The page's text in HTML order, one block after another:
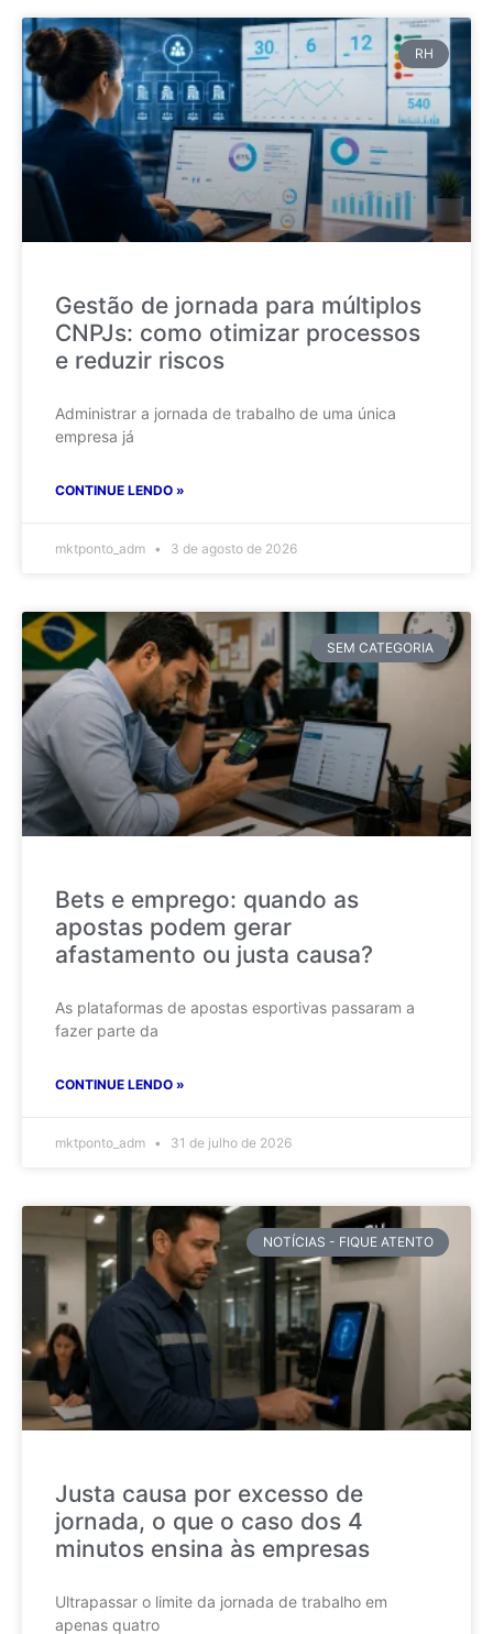
RH
Gestão de jornada para múltiplos
CNPJs: como otimizar processos
e reduzir riscos
Administrar a jornada de trabalho de uma única
empresa já
CONTINUE LENDO »
mktponto_adm 3 de agosto de 2026
SEM CATEGORIA
Bets e emprego: quando as
apostas podem gerar
afastamento ou justa causa?
As plataformas de apostas esportivas passaram a
fazer parte da
CONTINUE LENDO »
mktponto_adm 31 de julho de 2026
NOTÍCIAS - FIQUE ATENTO
Justa causa por excesso de
jornada, o que o caso dos 4
minutos ensina às empresas
Ultrapassar o limite da jornada de trabalho em
apenas quatro